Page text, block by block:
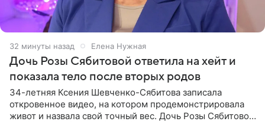
32 минуты назад Елена Нужная
Дочь Розы Сябитовой ответила на хейт и
показала тело после вторых родов
34-летняя Ксения Шевченко-Сябитова записала
откровенное видео, на котором продемонстрировала
живот и назвала свой точный вес. Дочь Розы Сябитовой